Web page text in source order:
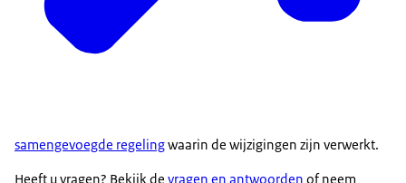
samengevoegde regelingwaarin de wijzigingen zijn verwerkt.
Heeft u vragen? Bekijk de vragen en antwoorden of neem